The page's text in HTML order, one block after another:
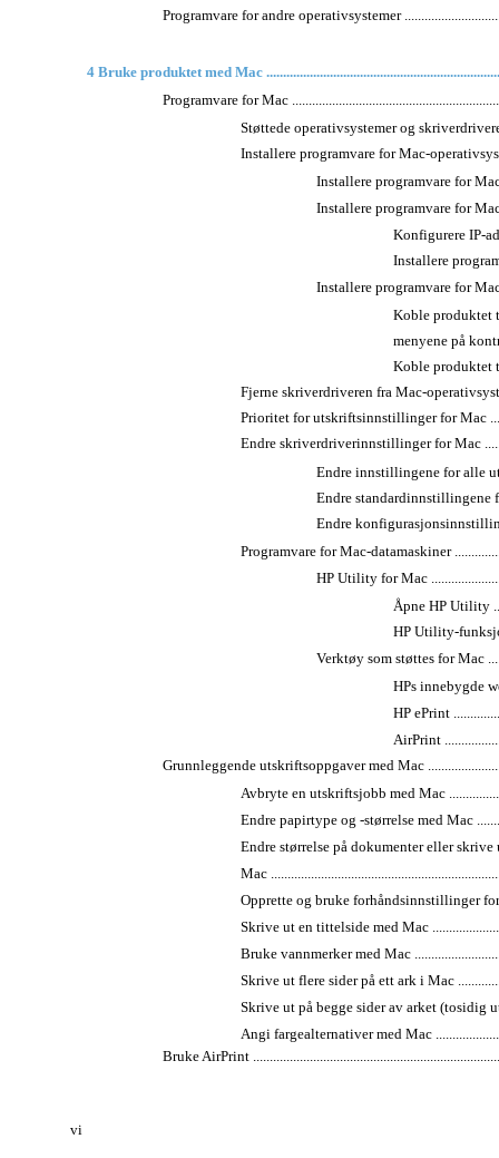
Programvare for andre operativsystemer
4 Bruke produktet med Mac
Programvare for Mac
Støttede operativsystemer og
Installere programvare for Mac-
Installere programvare for
Installere programvare for
Konfigurere IP-
Installere
Installere programvare for
Koble produktet
menyene på
Koble produktet
Fjerne skriverdriveren fra Mac-
Prioritet for utskriftsinnstillinger for Mac
Endre skriverdriverinnstillinger for Mac
Endre innstillingene for alle
Endre standardinnstillingene
Endre
Programvare for Mac-datamaskiner
HP Utility for Mac
Åpne HP Utility
HP Utility-
Verktøy som støttes for Mac
HPs innebygde
HP ePrint
AirPrint
Grunnleggende utskriftsoppgaver med Mac
Avbryte en utskriftsjobb med Mac
Endre papirtype og -størrelse med Mac
Endre størrelse på dokumenter eller
Mac
Opprette og bruke forhåndsinnstillinger for
Skrive ut en tittelside med Mac
Bruke vannmerker med Mac
Skrive ut flere sider på ett ark i Mac
Skrive ut på begge sider av arket (tosidig
Angi fargealternativer med Mac
Bruke AirPrint
vi